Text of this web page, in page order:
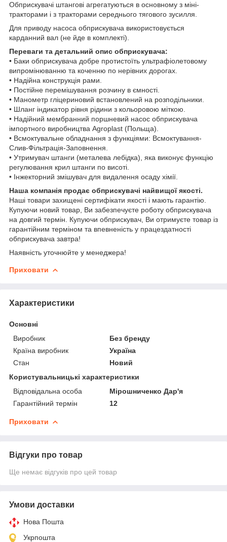
Обприскувачі штангові агрегатуються в основному з міні-
тракторами і з тракторами середнього тягового зусилля.
Для приводу насоса обприскувача використовується
карданний вал (не йде в комплекті).
Переваги та детальний опис обприскувача:
• Баки обприскувача добре протистоїть ультрафіолетовому
випромінюванню та коченню по нерівних дорогах.
• Надійна конструкція рами.
• Постійне перемішування розчину в ємності.
• Манометр гліцериновий встановлений на розподільники.
• Шланг індикатор рівня рідини з кольоровою міткою.
• Надійний мембранний поршневий насос обприскувача
імпортного виробництва Agroplast (Польща).
• Всмоктувальне обладнання з функціями: Всмоктування-
Слив-Фільтрація-Заповнення.
• Утримувач штанги (металева лебідка), яка виконує функцію
регулювання крил штанги по висоті.
• Інжекторний змішувач для видалення осаду хімії.
Наша компанія продає обприскувачі найвищої якості.
Наші товари захищені сертифікати якості і мають гарантію.
Купуючи новий товар, Ви забезпечуєте роботу обприскувача
на довгий термін. Купуючи обприскувач, Ви отримуєте товар із
гарантійним терміном та впевненість у працездатності
обприскувача завтра!
Наявність уточнюйте у менеджера!
Приховати
Характеристики
Основні
Виробник
Без бренду
Країна виробник
Україна
Стан
Новий
Користувальницькі характеристики
Відповідальна особа
Мірошниченко Дар'я
Гарантійний термін
12
Приховати
Відгуки про товар
Ще немає відгуків про цей товар
Умови доставки
Нова Пошта
Укрпошта